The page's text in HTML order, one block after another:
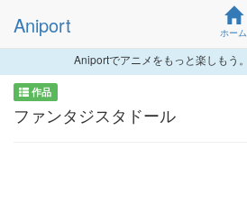
Aniport ホーム
Aniportでアニメをもっと楽しもう。
作品
ファンタジスタドール